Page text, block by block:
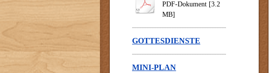
PDF-Dokument [3.2
MB]
GOTTESDIENSTE
MINI-PLAN